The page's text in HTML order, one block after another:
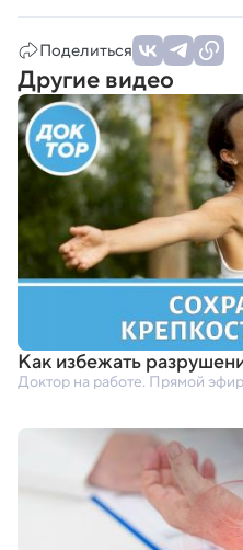
Поделиться
Другие видео
Как избежать
Доктор на работе. Прямой эфир